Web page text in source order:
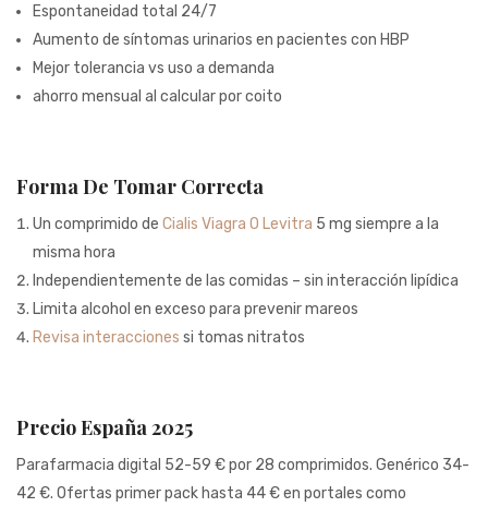
Espontaneidad total 24/7
Aumento de síntomas urinarios en pacientes con HBP
Mejor tolerancia vs uso a demanda
ahorro mensual al calcular por coito
Forma De Tomar Correcta
Un comprimido de Cialis Viagra O Levitra 5 mg siempre a la
misma hora
Independientemente de las comidas – sin interacción lipídica
Limita alcohol en exceso para prevenir mareos
Revisa interacciones si tomas nitratos
Precio España 2025
Parafarmacia digital 52-59 € por 28 comprimidos. Genérico 34-
42 €. Ofertas primer pack hasta 44 € en portales como